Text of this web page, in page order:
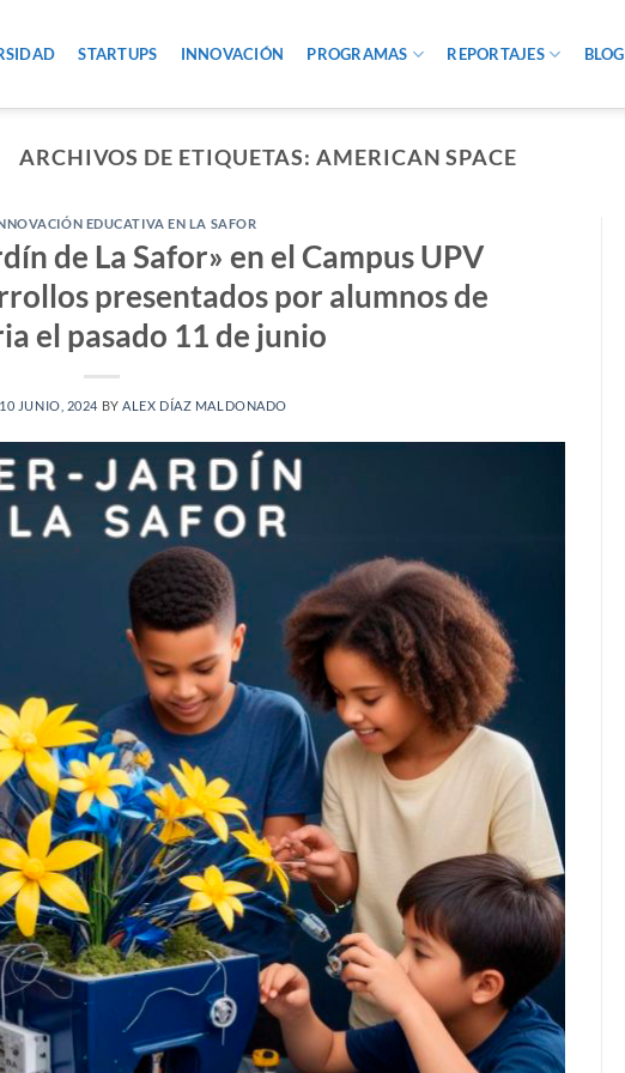
STARTUPS INNOVACIÓN PROGRAMAS REPORTAJES BLOG
ARCHIVOS DE ETIQUETAS:AMERICAN SPACE
EDUCATIVA EN LA SAFOR
de La Safor» en el Campus UPV
presentados por alumnos de
el pasado 11 de junio
10 JUNIO, 2024 BYALEX DÍAZ MALDONADO